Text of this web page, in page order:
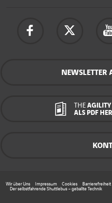
NEWSLETTER
THE AGILITY
ALS PDF
Wir über Uns Impressum Cookies Barrierefreiheit
Der selbstfahrende Shuttlebus – geballte Technik